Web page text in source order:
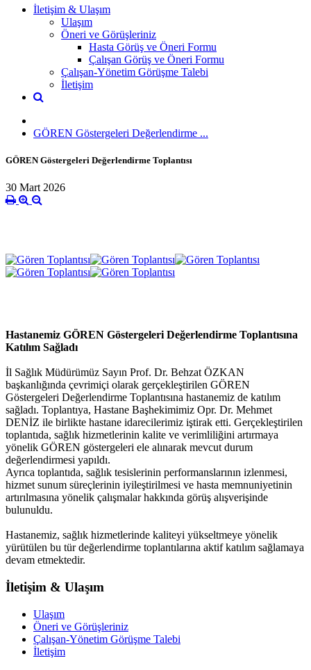
İletişim & Ulaşım
Ulaşım
Öneri ve Görüşleriniz
Hasta Görüş ve Öneri Formu
Çalışan Görüş ve Öneri Formu
Çalışan-Yönetim Görüşme Talebi
İletişim
GÖREN Göstergeleri Değerlendirme ...
GÖREN Göstergeleri Değerlendirme Toplantısı
30 Mart 2026
Hastanemiz GÖREN Göstergeleri Değerlendirme Toplantısına
Katılım Sağladı
İl Sağlık Müdürümüz Sayın Prof. Dr. Behzat ÖZKAN
başkanlığında çevrimiçi olarak gerçekleştirilen GÖREN
Göstergeleri Değerlendirme Toplantısına hastanemiz de katılım
sağladı. Toplantıya, Hastane Başhekimimiz Opr. Dr. Mehmet
DENİZ ile birlikte hastane idarecilerimiz iştirak etti. Gerçekleştirilen
toplantıda, sağlık hizmetlerinin kalite ve verimliliğini artırmaya
yönelik GÖREN göstergeleri ele alınarak mevcut durum
değerlendirmesi yapıldı.
Ayrıca toplantıda, sağlık tesislerinin performanslarının izlenmesi,
hizmet sunum süreçlerinin iyileştirilmesi ve hasta memnuniyetinin
artırılmasına yönelik çalışmalar hakkında görüş alışverişinde
bulunuldu.
Hastanemiz, sağlık hizmetlerinde kaliteyi yükseltmeye yönelik
yürütülen bu tür değerlendirme toplantılarına aktif katılım sağlamaya
devam etmektedir.
İletişim & Ulaşım
Ulaşım
Öneri ve Görüşleriniz
Çalışan-Yönetim Görüşme Talebi
İletişim